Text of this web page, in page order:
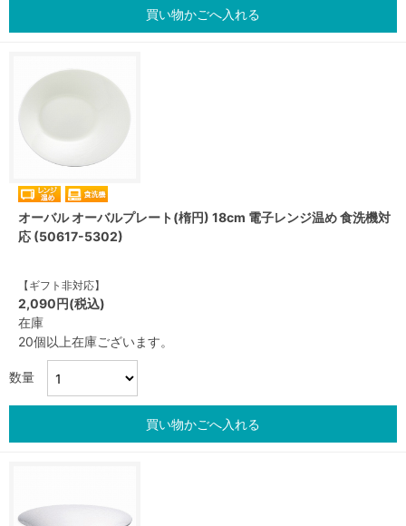
買い物かごへ入れる
オーバル オーバルプレート(楕円) 18cm 電子レンジ温め 食洗機対
応 (50617-5302)
【ギフト非対応】
2,090円(税込)
在庫
20個以上在庫ございます。
数量
買い物かごへ入れる